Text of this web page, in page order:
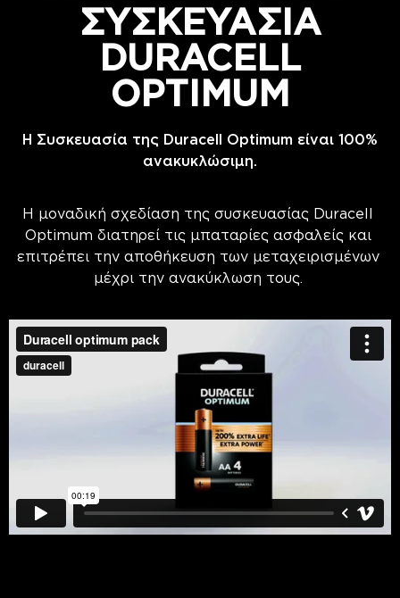
ΣΥΣΚΕΥΑΣΙΑ
DURACELL
OPTIMUM
H Συσκευασία της Duracell Optimum είναι 100%
ανακυκλώσιμη.
Η μοναδική σχεδίαση της συσκευασίας Duracell
Optimum διατηρεί τις μπαταρίες ασφαλείς και
επιτρέπει την αποθήκευση των μεταχειρισμένων
μέχρι την ανακύκλωση τους.